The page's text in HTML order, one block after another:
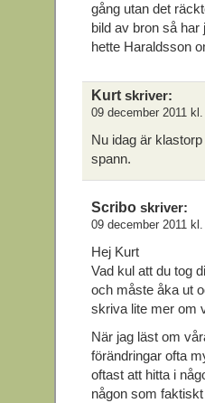
gång utan det
bild av bron så har
hette Haraldsson
Kurt skriver:
09 december 2011
Nu idag är
spann.
Scribo skriver:
09 december 2011
Hej Kurt
Vad kul att du tog
och måste åka ut
skriva lite mer om
När jag läst om
förändringar ofta
oftast att hitta i
någon som